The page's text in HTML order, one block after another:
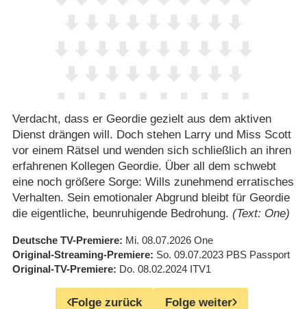
Verdacht, dass er Geordie gezielt aus dem aktiven
Dienst drängen will. Doch stehen Larry und Miss Scott
vor einem Rätsel und wenden sich schließlich an ihren
erfahrenen Kollegen Geordie. Über all dem schwebt
eine noch größere Sorge: Wills zunehmend erratisches
Verhalten. Sein emotionaler Abgrund bleibt für Geordie
die eigentliche, beunruhigende Bedrohung. (Text: One)
Deutsche TV-Premiere Mi. 08.07.2026 One
Original-Streaming-Premiere So. 09.07.2023 PBS Passport
Original-TV-Premiere Do. 08.02.2024 ITV1
Folge zurück Folge weiter